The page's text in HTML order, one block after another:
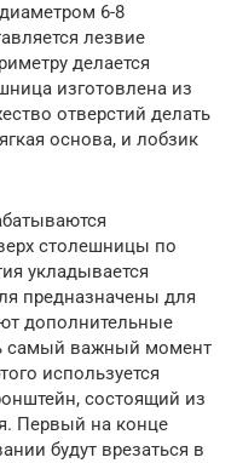
6-8
лезвие
делается
изготовлена из
отверстий делать
основа, и лобзик
столешницы по
укладывается
предназначены для
дополнительные
самый важный момент
используется
состоящий из
Первый на конце
будут врезаться в